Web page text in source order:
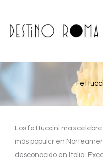
contenido
Los fettuccini más
más popular en
desconocido en Italia.